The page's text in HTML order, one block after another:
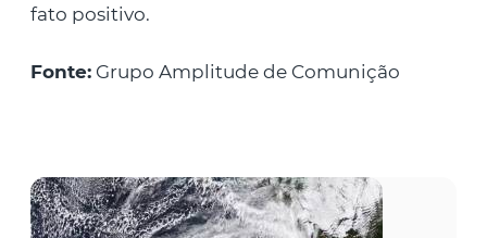
fato positivo.
Fonte: Grupo Amplitude de Comunição